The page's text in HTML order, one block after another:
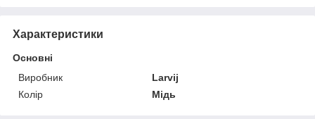
Характеристики
Основні
Виробник
Larvij
Колір
Мідь